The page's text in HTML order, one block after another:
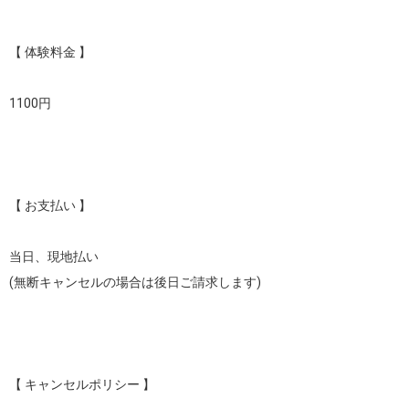
【 体験料金 】
1100円
【 お支払い 】
当日、現地払い
(無断キャンセルの場合は後日ご請求します)
【 キャンセルポリシー 】